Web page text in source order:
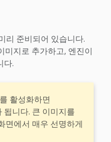
리 준비되어 있습니다.
미지로 추가하고, 엔진이
다.
를 활성화하면
니다. 큰 이미지를
면에서 매우 선명하게